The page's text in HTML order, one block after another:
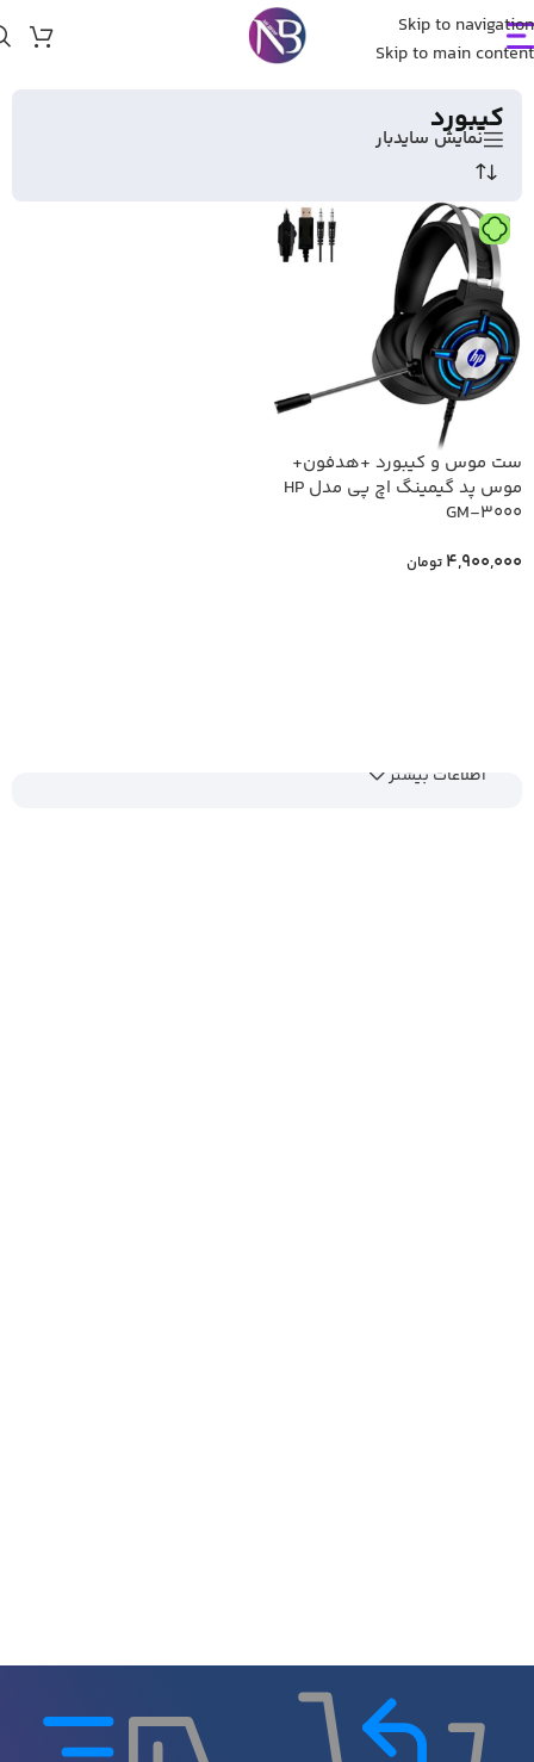
Skip to navigation
Skip to main content
خانه/لوازم جانبی لپ تاپ و کامپیوتر /کیبورد
کیبورد
نمایش سایدبار
تومان
ست موس و کیبورد +هدفون+
موس پد گیمینگ اچ پی مدل HP
GM-3000
4,900,000 تومان
اطلاعات بیشتر